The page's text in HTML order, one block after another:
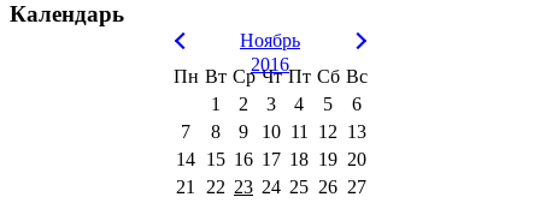
Календарь
Ноябрь
2016
Пн Вт Ср Чт Пт Сб Вс
1
2 3 4 5
6
7
8 9 10 11 12 13
14 15 16 17 18 19 20
21 22 23 24 25 26 27